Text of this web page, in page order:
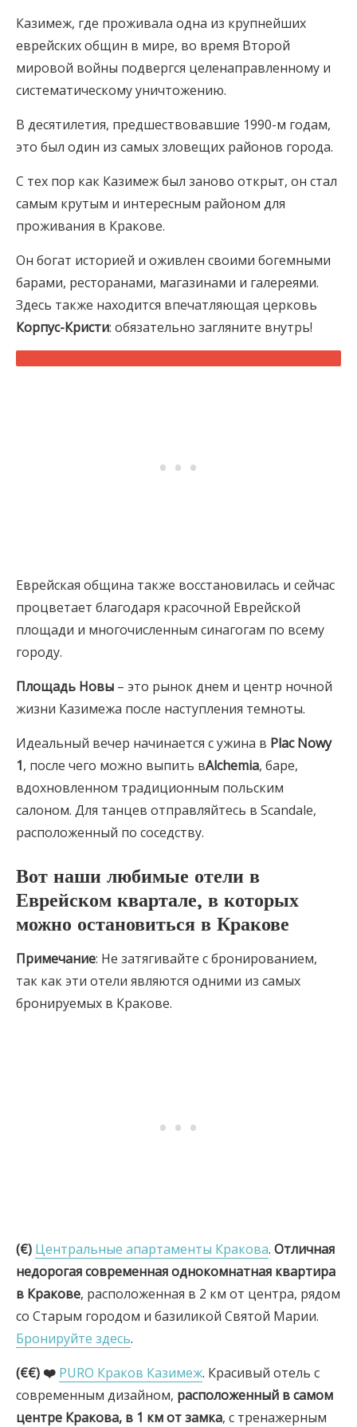
Казимеж, где проживала одна из крупнейших
еврейских общин в мире, во время Второй
мировой войны подвергся целенаправленному и
систематическому уничтожению.
В десятилетия, предшествовавшие 1990-м годам,
это был один из самых зловещих районов города.
С тех пор как Казимеж был заново открыт, он стал
самым крутым и интересным районом для
проживания в Кракове.
Он богат историей и оживлен своими богемными
барами, ресторанами, магазинами и галереями.
Здесь также находится впечатляющая церковь
Корпус-Кристи: обязательно загляните внутрь!
Еврейская община также восстановилась и сейчас
процветает благодаря красочной Еврейской
площади и многочисленным синагогам по всему
городу.
Площадь Новы – это рынок днем и центр ночной
жизни Казимежа после наступления темноты.
Идеальный вечер начинается с ужина в Plac Nowy
1, после чего можно выпить вAlchemia, баре,
вдохновленном традиционным польским
салоном. Для танцев отправляйтесь в Scandale,
расположенный по соседству.
Вот наши любимые отели в
Еврейском квартале, в которых
можно остановиться в Кракове
Примечание: Не затягивайте с бронированием,
так как эти отели являются одними из самых
бронируемых в Кракове.
(€) Центральные апартаменты Кракова. Отличная
недорогая современная однокомнатная квартира
в Кракове, расположенная в 2 км от центра, рядом
со Старым городом и базиликой Святой Марии.
Бронируйте здесь.
(€€) ❤️ PURO Краков Казимеж. Красивый отель с
современным дизайном, расположенный в самом
центре Кракова, в 1 км от замка, с тренажерным